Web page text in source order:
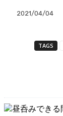
2021/04/04
TAGS